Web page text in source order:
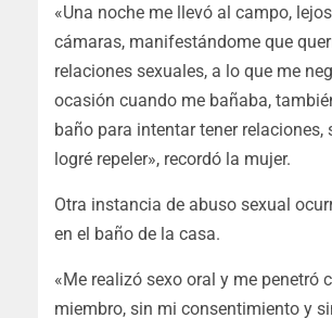
«Una noche me llevó al campo,
cámaras, manifestándome que
relaciones sexuales, a lo que me
ocasión cuando me bañaba,
baño para intentar tener relaciones,
logré repeler», recordó la mujer.
Otra instancia de abuso sexual
en el baño de la casa.
«Me realizó sexo oral y me penetró
miembro, sin mi consentimiento y